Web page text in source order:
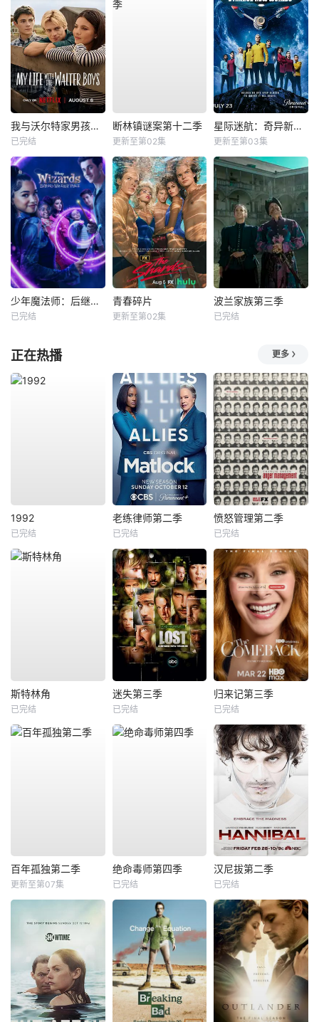
我与沃尔特家男孩的生活第三季
已完结
断林镇谜案第十二季
更新至第02集
星际迷航：奇异新世界第四季
更新至第03集
少年魔法师：后继者第三季
已完结
青春碎片
更新至第02集
波兰家族第三季
已完结
正在热播 更多
1992
已完结
老练律师第二季
已完结
愤怒管理第二季
已完结
斯特林角
已完结
迷失第三季
已完结
归来记第三季
已完结
百年孤独第二季
更新至第07集
绝命毒师第四季
已完结
汉尼拔第二季
已完结